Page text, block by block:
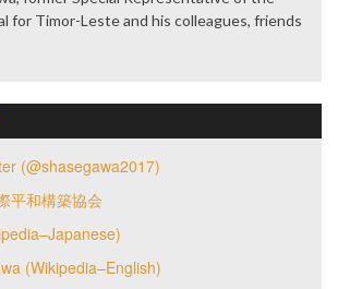
for Timor-Leste and his colleagues, friends
(@shasegawa2017)
平和構築協会
(Wikipedia–English)